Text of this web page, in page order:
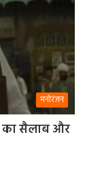
मनोरंजन
का सैलाब और